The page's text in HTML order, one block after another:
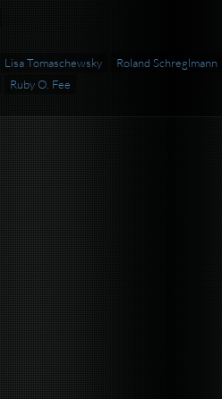
Lisa Tomaschewsky
Roland Schreglmann
Ruby O. Fee